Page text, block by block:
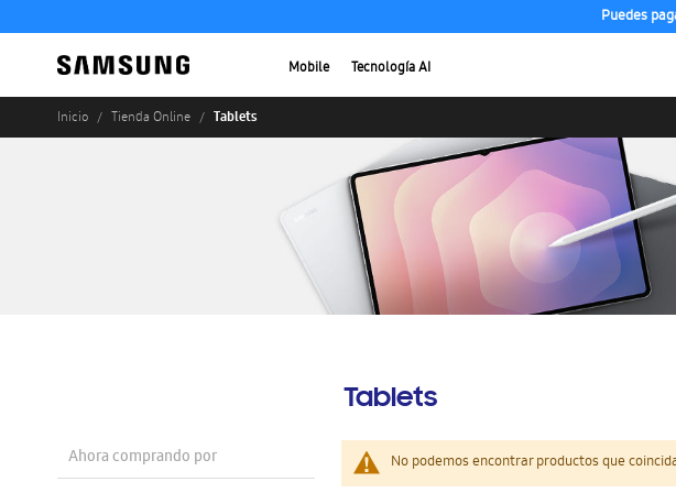
Puedes
Mobile Tecnología AI
Inicio Tienda Online Tablets
Tablets
No podemos encontrar productos que
Ahora comprando por